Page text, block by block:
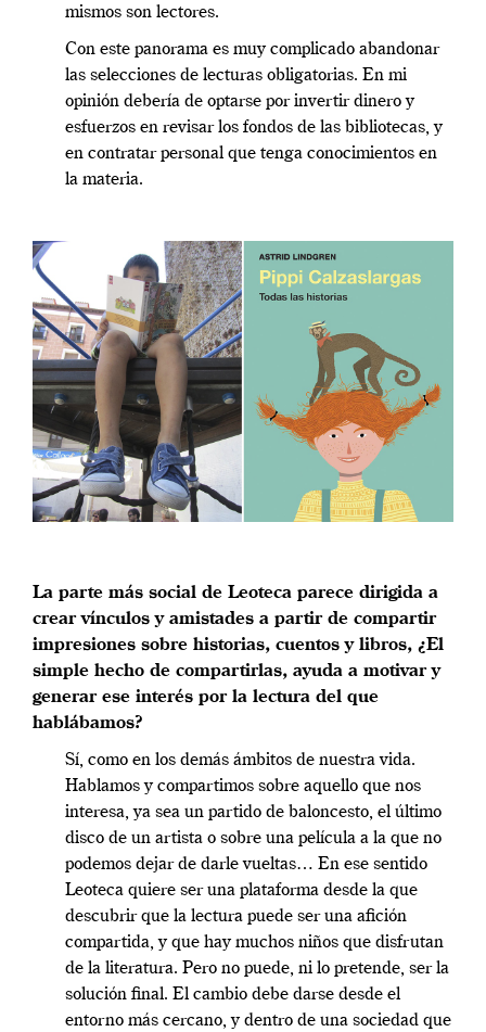
mismos son lectores.
Con este panorama es muy complicado abandonar
las selecciones de lecturas obligatorias. En mi
opinión debería de optarse por invertir dinero y
esfuerzos en revisar los fondos de las bibliotecas, y
en contratar personal que tenga conocimientos en
la materia.
La parte más social de Leoteca parece dirigida a
crear vínculos y amistades a partir de compartir
impresiones sobre historias, cuentos y libros, ¿El
simple hecho de compartirlas, ayuda a motivar y
generar ese interés por la lectura del que
hablábamos?
Sí, como en los demás ámbitos de nuestra vida.
Hablamos y compartimos sobre aquello que nos
interesa, ya sea un partido de baloncesto, el último
disco de un artista o sobre una película a la que no
podemos dejar de darle vueltas… En ese sentido
Leoteca quiere ser una plataforma desde la que
descubrir que la lectura puede ser una afición
compartida, y que hay muchos niños que disfrutan
de la literatura. Pero no puede, ni lo pretende, ser la
solución final. El cambio debe darse desde el
entorno más cercano, y dentro de una sociedad que